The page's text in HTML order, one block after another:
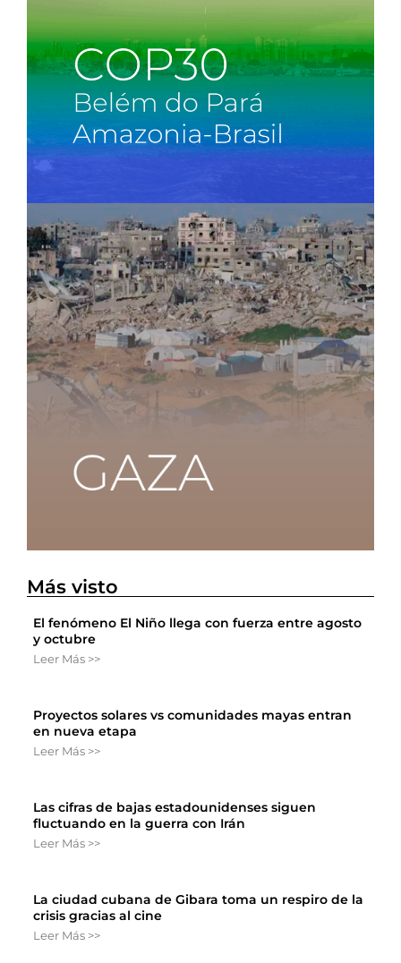
Más visto
El fenómeno El Niño llega con fuerza entre agosto
y octubre
Leer Más >>
Proyectos solares vs comunidades mayas entran
en nueva etapa
Leer Más >>
Las cifras de bajas estadounidenses siguen
fluctuando en la guerra con Irán
Leer Más >>
La ciudad cubana de Gibara toma un respiro de la
crisis gracias al cine
Leer Más >>